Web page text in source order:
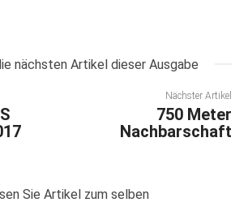
nächsten Artikel dieser Ausgabe
Nächster Artikel
750 Meter
Nachbarschaft
Sie Artikel zum selben